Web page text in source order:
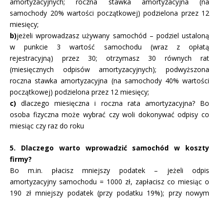
samochody 20% wartości początkowej) podzielona przez 12
miesięcy;
b)jeżeli wprowadzasz używany samochód – podziel ustaloną
w punkcie 3 wartość samochodu (wraz z opłatą
rejestracyjną) przez 30; otrzymasz 30 równych rat
(miesięcznych odpisów amortyzacyjnych); podwyższona
roczna stawka amortyzacyjna (na samochody 40% wartości
początkowej) podzielona przez 12 miesięcy;
c)dlaczego miesięczna i roczna rata amortyzacyjna? Bo
osoba fizyczna może wybrać czy woli dokonywać odpisy co
miesiąc czy raz do roku
5. Dlaczego warto wprowadzić samochód w koszty
firmy?
Bo m.in. płacisz mniejszy podatek – jeżeli odpis
amortyzacyjny samochodu = 1000 zł, zapłacisz co miesiąc o
190 zł mniejszy podatek (przy podatku 19%); przy nowym